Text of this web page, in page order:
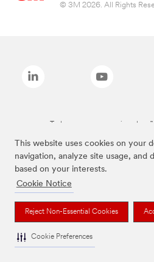
This website uses cookies on your
navigation, analyze site usage, and
based on your interests.
Cookie Notice
Reject Non-Essential Cookies
Cookie Preferences
© 3M 2026. All Rights
Todas as marcas mencionadas